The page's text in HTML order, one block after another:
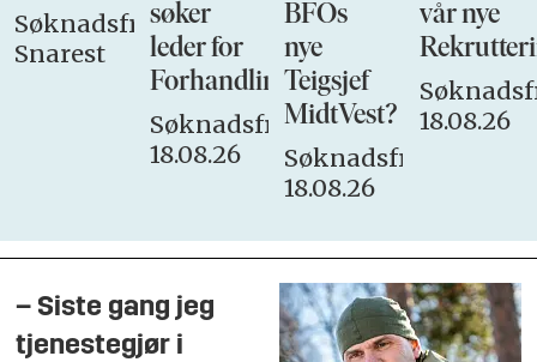
Søknadsfrist:
Snarest
søker
leder for
Forhandlingsutvalget
Søknadsfrist:
18.08.26
BFOs
nye
Teigsjef
MidtVest?
Søknadsfrist:
18.08.26
vår nye
18.08.26
– Siste gang jeg
tjenestegjør i